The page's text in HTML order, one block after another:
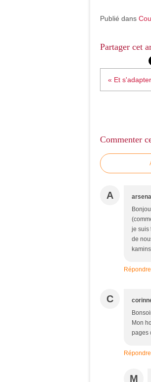
Publié dans
Partager cet
« Et
Commenter
A
je suis
de
Répondre
C
Mon
pages
Répondre
M